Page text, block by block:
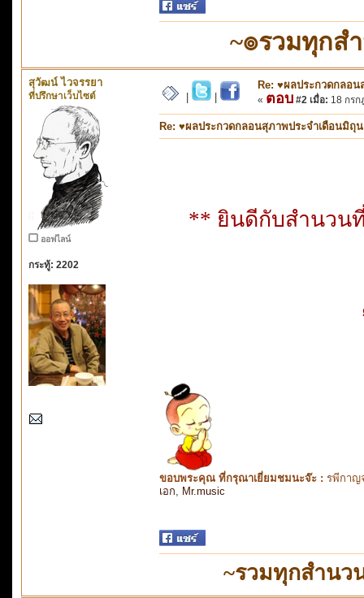
~๏รวมทุกส
สุวัฒน์ ไวจรรยา
ที่ปรึกษาเว็บไซต์
ออฟไลน์
กระทู้: 2202
Re: ♥ผลประกวดกลอ
« ตอบ #2 เมื่อ: 18 กร
Re: ♥ผลประกวดกลอนสุภาพประจำเดือน
** ยินดีกับสำนวน
ขอบพระคุณ ที่กรุณาเยี่ยมชมนะจ๊ะ : รพีกาญ
เอก
Mr.music
~รวมทุกสำนว